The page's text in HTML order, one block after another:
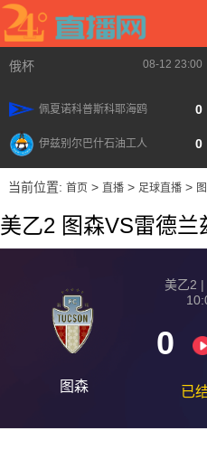
俄杯 08-12 23:00
佩夏诺科普斯科耶海鸥 0
伊兹别尔巴什石油工人 0
当前位置: 首页> 直播> 足球直播>
美乙2 图森VS雷德兰
图森
美乙2
0
已